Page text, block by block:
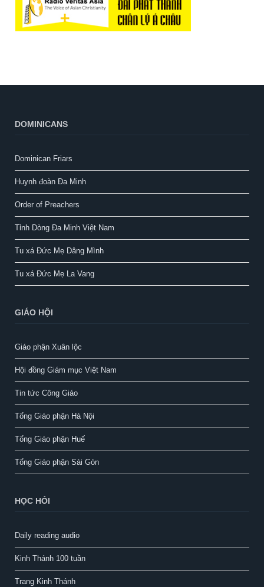
DOMINICANS
Dominican Friars
Huynh đoàn Đa Minh
Order of Preachers
Tỉnh Dòng Đa Minh Việt Nam
Tu xá Đức Mẹ Dâng Mình
Tu xá Đức Mẹ La Vang
GIÁO HỘI
Giáo phận Xuân lộc
Hội đồng Giám mục Việt Nam
Tin tức Công Giáo
Tổng Giáo phận Hà Nội
Tổng Giáo phận Huế
Tổng Giáo phận Sài Gòn
HỌC HỎI
Daily reading audio
Kinh Thánh 100 tuần
Trang Kinh Thánh